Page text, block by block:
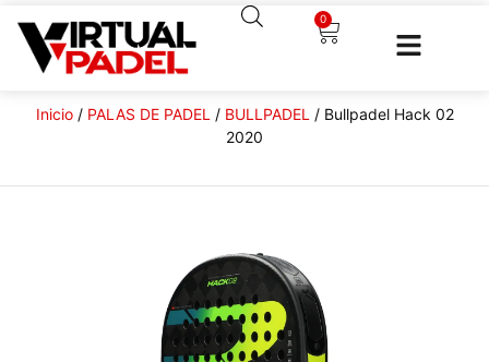
0
Inicio/ PALAS DE PADEL / BULLPADEL / Bullpadel Hack 02
2020